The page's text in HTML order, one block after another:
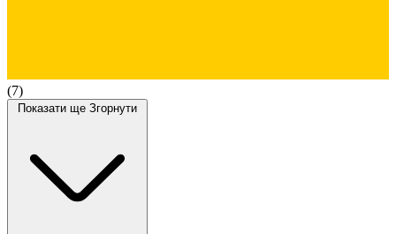
(7)
Показати ще Згорнути